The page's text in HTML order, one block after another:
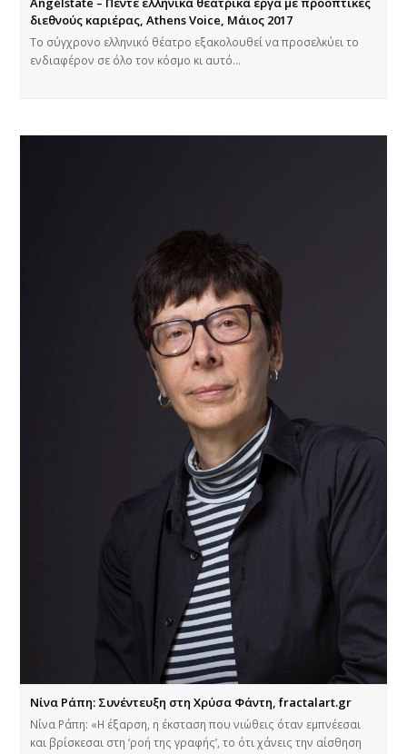
διεθνούς καριέρας, Athens Voice, Μάιος 2017
Το σύγχρονο ελληνικό θέατρο εξακολουθεί να προσελκύει το
ενδιαφέρον σε όλο τον κόσμο κι αυτό…
Νίνα Ράπη: Συνέντευξη στη Χρύσα Φάντη, fractalart.gr
Νίνα Ράπη: «Η έξαρση, η έκσταση που νιώθεις όταν εμπνέεσαι
και βρίσκεσαι στη ‘ροή της γραφής’, το ότι χάνεις την αίσθηση